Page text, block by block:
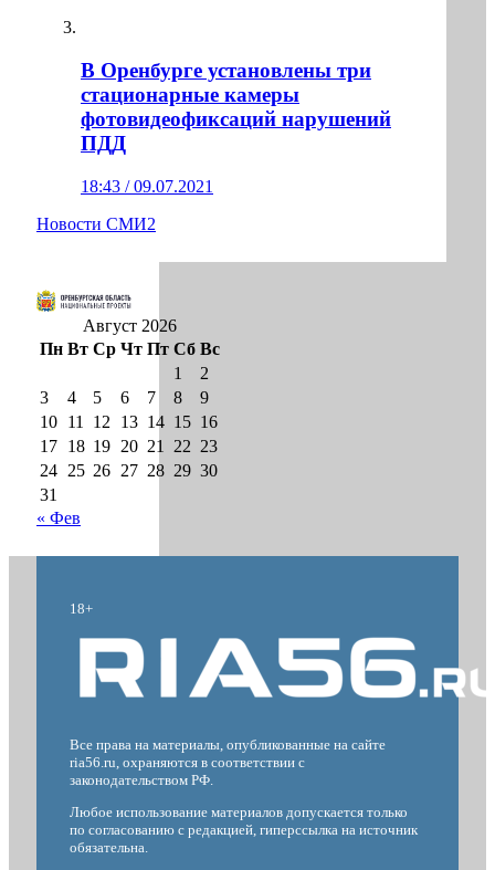
В Оренбурге установлены три
стационарные камеры
фотовидеофиксаций нарушений
ПДД
18:43 / 09.07.2021
Новости СМИ2
Август 2026
Пн Вт Ср Чт Пт Сб Вс
1
2
3
4 5 6 7 8
9
10 11 12 13 14 15 16
17 18 19 20 21 22 23
24 25 26 27 28 29 30
31
« Фев
18+
Все права на материалы, опубликованные на сайте
ria56.ru, охраняются в соответствии с
законодательством РФ.
Любое использование материалов допускается только
по согласованию с редакцией, гиперссылка на источник
обязательна.